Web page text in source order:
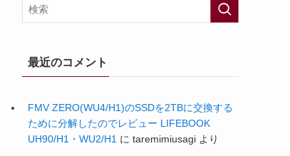
最近のコメント
FMV ZERO(WU4/H1)のSSDを2TBに交換する
ために分解したのでレビュー LIFEBOOK
UH90/H1・WU2/H1 に taremimiusagi より